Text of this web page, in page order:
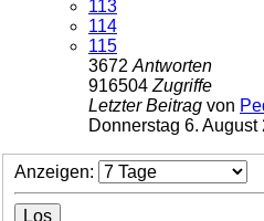
113
114
115
3672 Antworten
916504 Zugriffe
Letzter Beitrag von
Donnerstag 6. August
Anzeigen: